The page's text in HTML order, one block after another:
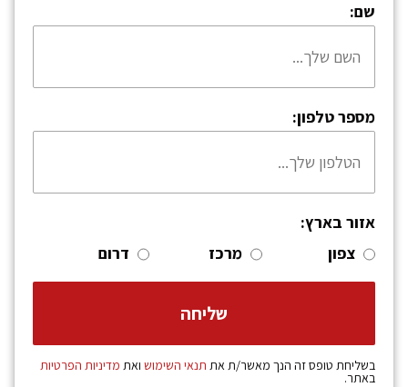
שם:
מספר טלפון:
אזור בארץ:
צפון
מרכז דרום
בשליחת טופס זה הנך מאשר/ת את תנאי השימוש ואת מדיניות הפרטיות
באתר.